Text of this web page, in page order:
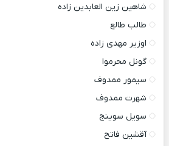
شاهین زین العابدین زاده
طالب طالع
اوزیر مهدی زاده
گونل محرموا
سیمور ممدوف
شهرت ممدوف
سویل سوینج
آقشین فاتح